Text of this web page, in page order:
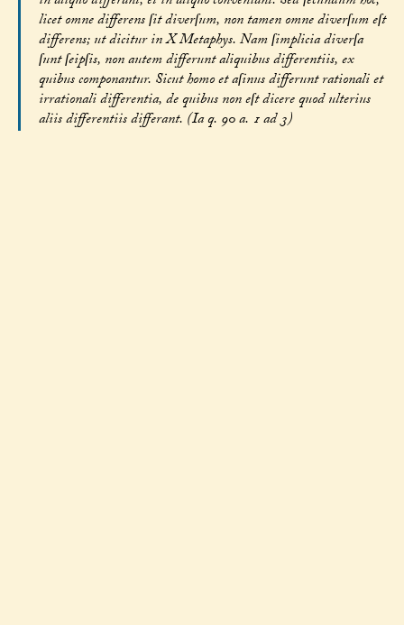
licet omne differens ſit diverſum, non tamen omne diverſum eſt
differens; ut dicitur in X Metaphys. Nam ſimplicia diverſa
ſunt ſeipſis, non autem differunt aliquibus differentiis, ex
quibus componantur. Sicut homo et aſinus differunt rationali et
irrationali differentia, de quibus non eſt dicere quod ulterius
aliis differentiis differant. (Ia q. 90 a. 1 ad 3)